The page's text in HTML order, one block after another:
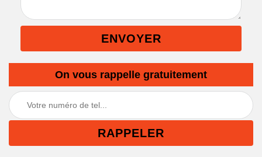
On vous rappelle gratuitement